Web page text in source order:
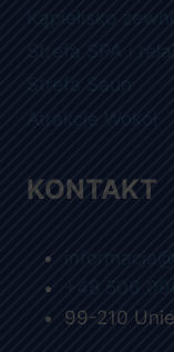
Kąpielisko
Strefa SPA i
Strefa Saun
Atrakcje Wokół
KONTAKT
+48 506
99-210